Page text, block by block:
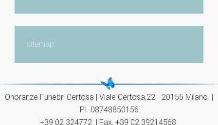
sitemap
Onoranze Funebri Certosa | Viale Certosa,22 - 20155 Milano |
P.I. 08748850156
+39 02 324772 |
Fax. +39 02 39214568